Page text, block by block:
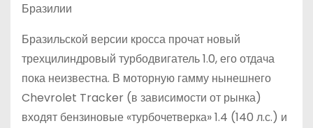
Бразилии
Бразильской версии кросса прочат новый
трехцилиндровый турбодвигатель 1.0, его отдача
пока неизвестна. В моторную гамму нынешнего
Chevrolet Tracker (в зависимости от рынка)
входят бензиновые «турбочетверка» 1.4 (140 л.с.) и